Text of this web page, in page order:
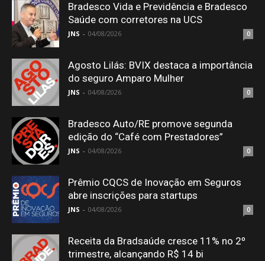
Bradesco Vida e Previdência e Bradesco
Saúde com corretores na UCS
JNS - 04/08/2026 0
Agosto Lilás: BVIX destaca a importância
do seguro Amparo Mulher
JNS - 04/08/2026 0
Bradesco Auto/RE promove segunda
edição do “Café com Prestadores”
JNS - 04/08/2026 0
Prêmio CQCS de Inovação em Seguros
abre inscrições para startups
JNS - 04/08/2026 0
Receita da Bradsaúde cresce 11% no 2º
trimestre, alcançando R$ 14 bi